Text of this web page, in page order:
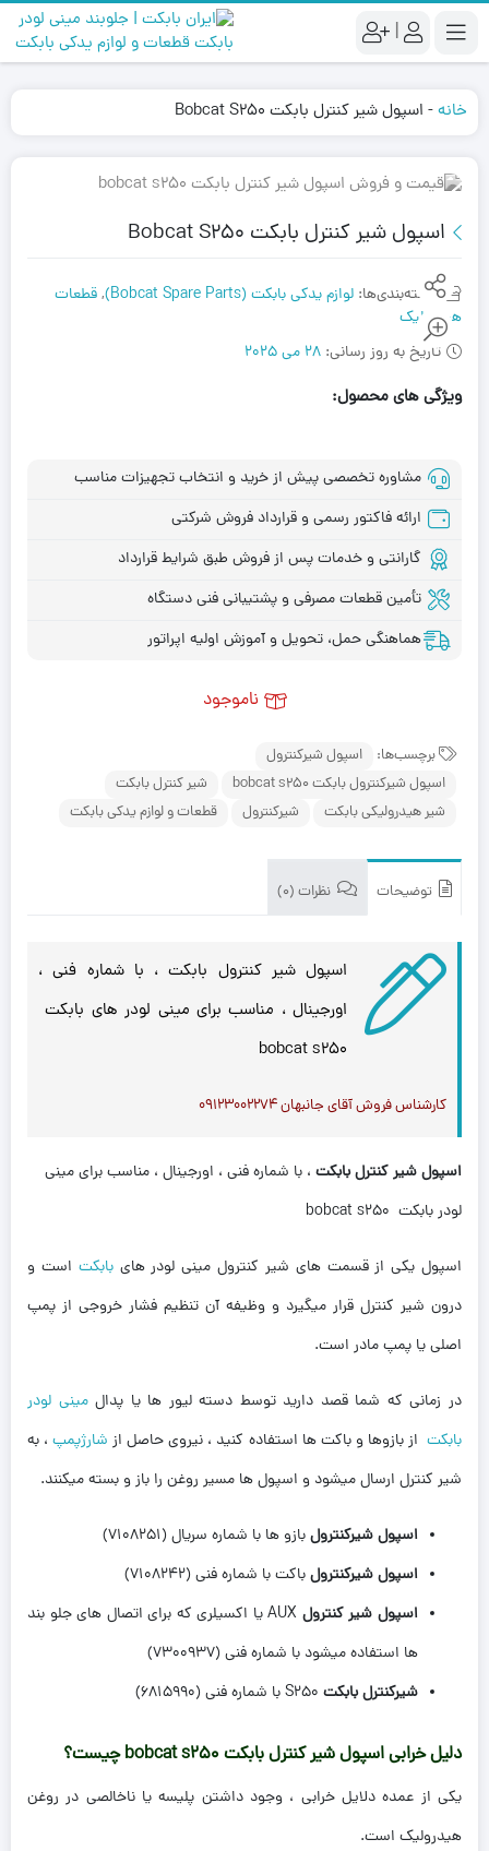
|
خانه- اسپول شیر کنترل بابکت Bobcat S250
اسپول شیر کنترل بابکت Bobcat S250
دسته‌بندی‌ها: لوازم یدکی بابکت (Bobcat Spare Parts) ,قطعات
هیدرولیک
تاریخ به روز رسانی: 28 می 2025
ویژگی های محصول:
مشاوره تخصصی پیش از خرید و انتخاب تجهیزات مناسب
ارائه فاکتور رسمی و قرارداد فروش شرکتی
گارانتی و خدمات پس از فروش طبق شرایط قرارداد
تأمین قطعات مصرفی و پشتیبانی فنی دستگاه
هماهنگی حمل، تحویل و آموزش اولیه اپراتور
ناموجود
برچسب‌ها:
اسپول شیرکنترول
اسپول شیرکنترول بابکت bobcat s250
شیر کنترل بابکت
شیر هیدرولیکی بابکت
شیرکنترول قطعات و لوازم یدکی بابکت
توضیحات نظرات (0)
اسپول شیر کنترول بابکت ، با شماره فنی ،
اورجینال ، مناسب برای مینی لودر های بابکت
bobcat s250
کارشناس فروش آقای جانبهان ۰۹۱۲۳۰۰۲۲۷۴
اسپول شیر کنترل بابکت ، با شماره فنی ، اورجینال ، مناسب برای مینی
لودر بابکت bobcat s250
اسپول یکی از قسمت های شیر کنترول مینی لودر هایبابکت است و
درون شیر کنترل قرار میگیرد و وظیفه آن تنظیم فشار خروجی از پمپ
اصلی یا پمپ مادر است.
در زمانی که شما قصد دارید توسط دسته لیور ها یا پدالمینی لودر
بابکتاز بازوها و باکت ها استفاده کنید ، نیروی حاصل از شارژپمپ، به
شیر کنترل ارسال میشود و اسپول ها مسیر روغن را باز و بسته میکنند.
اسپول شیرکنترولبازو ها با شماره سریال (7108251)
اسپول شیرکنترولباکت با شماره فنی (7108242)
اسپول شیر کنترول
AUX یا اکسیلری که برای اتصال های جلو بند
ها استفاده میشود با شماره فنی (7300937)
شیرکنترل بابکت
دلیل خرابی اسپول شیر کنترل بابکت bobcat s250 چیست؟
یکی از عمده دلایل خرابی ، وجود داشتن پلیسه یا ناخالصی در روغن
هیدرولیک است.